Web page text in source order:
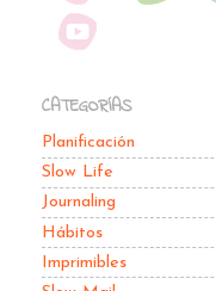
CATEGORÍAS
Planificación
Slow Life
Journaling
Hábitos
Imprimibles